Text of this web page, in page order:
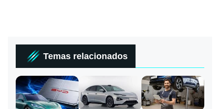
Temas relacionados